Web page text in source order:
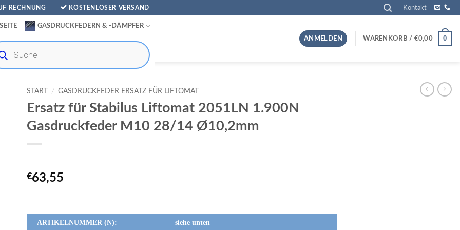
RECHNUNG KOSTENLOSER VERSAND Kontakt
GASDRUCKFEDERN & -DÄMPFER
ANMELDEN WARENKORB / €0,00 0
START / GASDRUCKFEDER ERSATZ FÜR LIFTOMAT
Ersatz für Stabilus Liftomat 2051LN 1.900N
Gasdruckfeder M10 28/14 Ø10,2mm
€63,55
ARTIKELNUMMER (N): siehe unten